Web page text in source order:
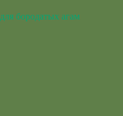
для бородатых агам